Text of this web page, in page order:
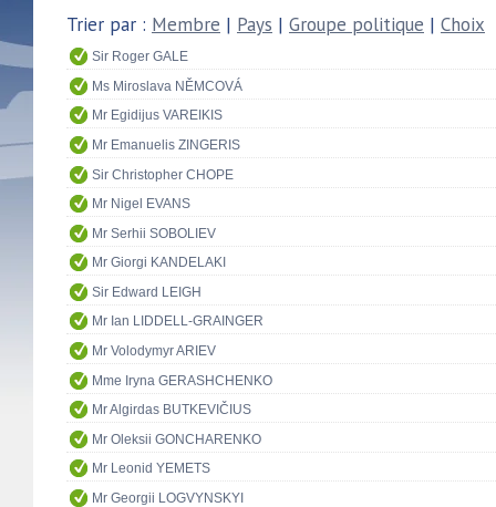
Trier par : Membre | Pays | Groupe politique | Choix
Sir Roger GALE
Ms Miroslava NĚMCOVÁ
Mr Egidijus VAREIKIS
Mr Emanuelis ZINGERIS
Sir Christopher CHOPE
Mr Nigel EVANS
Mr Serhii SOBOLIEV
Mr Giorgi KANDELAKI
Sir Edward LEIGH
Mr Ian LIDDELL-GRAINGER
Mr Volodymyr ARIEV
Mme Iryna GERASHCHENKO
Mr Algirdas BUTKEVIČIUS
Mr Oleksii GONCHARENKO
Mr Leonid YEMETS
Mr Georgii LOGVYNSKYI